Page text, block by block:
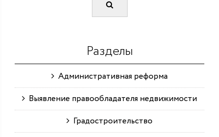
Разделы
Административная реформа
Выявление правообладателя недвижимости
Градостроительство